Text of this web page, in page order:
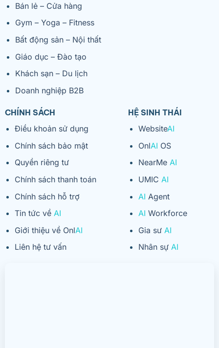
Bán lẻ – Cửa hàng
Gym – Yoga – Fitness
Bất động sản – Nội thất
Giáo dục – Đào tạo
Khách sạn – Du lịch
Doanh nghiệp B2B
CHÍNH SÁCH
Điều khoản sử dụng
Chính sách bảo mật
Quyền riêng tư
Chính sách thanh toán
Chính sách hỗ trợ
Tin tức vềAI
Giới thiệu về OnlAI
Liên hệ tư vấn
HỆ SINH THÁI
WebsiteAI
OnlAI OS
NearMe AI
UMIC AI
AI Agent
AI Workforce
Gia sư AI
Nhân sự AI